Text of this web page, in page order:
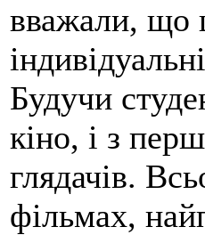
вважали, що
Будучи
кіно, і з
глядачів.
фільмах,